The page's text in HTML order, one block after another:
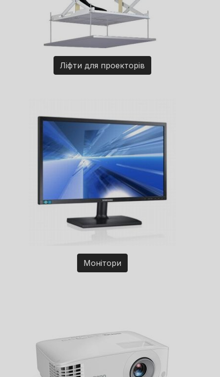
Ліфти для проекторів
Монітори